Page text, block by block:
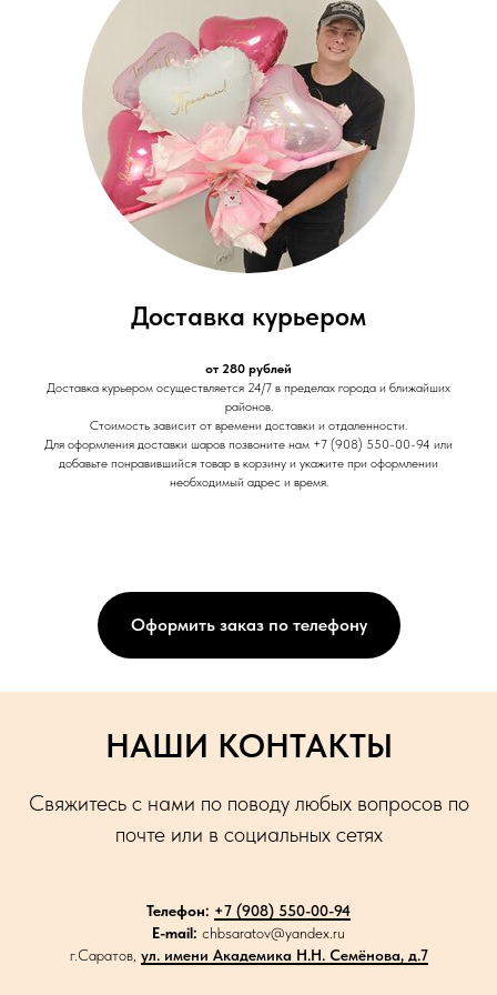
Доставка курьером
от 280 рублей
Доставка курьером осуществляется 24/7 в пределах города и ближайших
районов.
Стоимость зависит от времени доставки и отдаленности.
Для оформления доставки шаров позвоните нам +7 (908) 550-00-94 или
добавьте понравившийся товар в корзину и укажите при оформлении
необходимый адрес и время.
Оформить заказ по телефону
НАШИ КОНТАКТЫ
Свяжитесь с нами по поводу любых вопросов по
почте или в социальных сетях
Телефон: +7 (908) 550-00-94
E-mail: chbsaratov@yandex.ru
г.Саратов, ул. имени Академика Н.Н. Семёнова, д.7